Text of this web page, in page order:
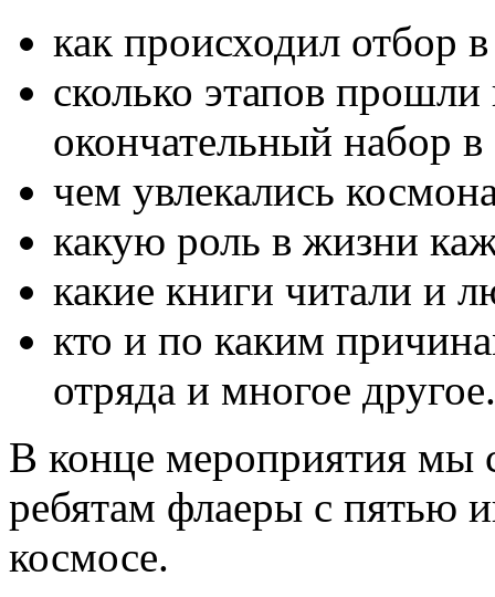
как происходил отбор
сколько этапов
окончательный набор в
чем увлекались
какую роль в жизни
какие книги читали и
кто и по каким
отряда и многое другое.
В конце мероприятия мы
ребятам флаеры с пятью
космосе.